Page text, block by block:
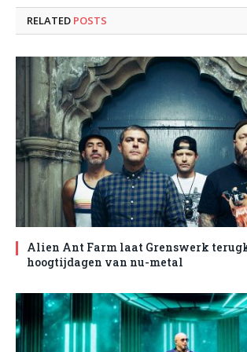
RELATED POSTS
Alien Ant Farm laat Grenswerk
hoogtijdagen van nu-metal